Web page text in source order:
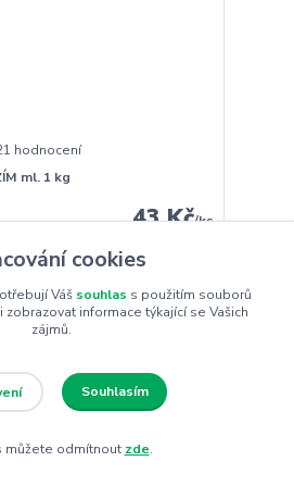
hodnocení
ml. 1 kg
43 Kč/ks
Detail
cookies
Váš souhlas s použitím souborů
informace týkající se Vašich
zájmů.
Souhlasím
můžete odmítnout zde.